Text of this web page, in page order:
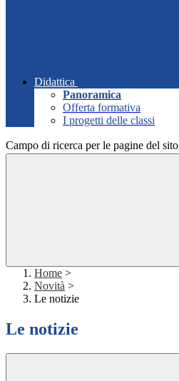
Didattica
Panoramica
Offerta formativa
I progetti delle classi
Campo di ricerca per le pagine del sito
Home >
Novità >
Le notizie
Le notizie